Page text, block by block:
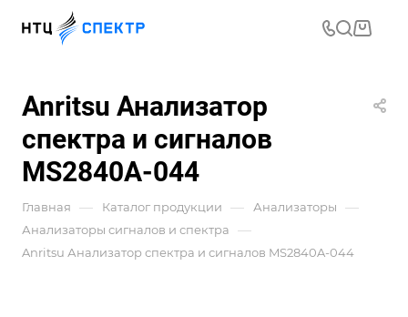
Anritsu Анализатор
спектра и сигналов
MS2840A-044
Главная — Каталог продукции — Анализаторы —
Анализаторы сигналов и спектра —
Anritsu Анализатор спектра и сигналов MS2840A-044